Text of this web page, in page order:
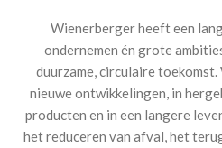
Wienerberger heeft een
ondernemen én grote
duurzame, circulaire
nieuwe ontwikkelingen, in
producten en in een langere
het reduceren van afval, het